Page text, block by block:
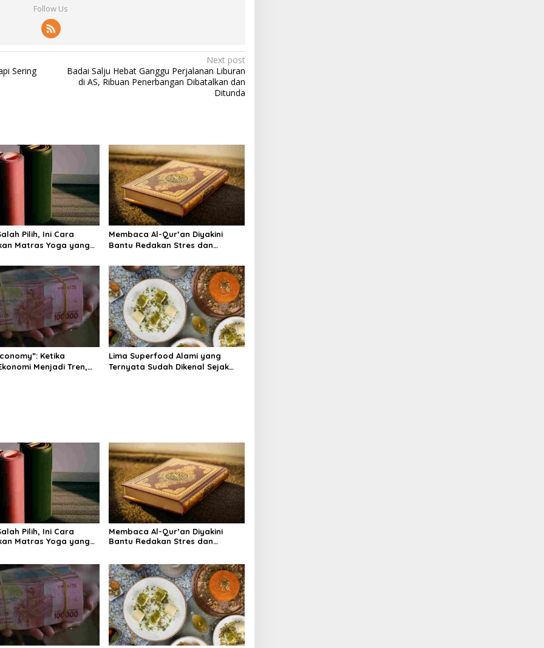
Follow Us
Sering
Next post
Badai Salju Hebat Ganggu Perjalanan Liburan
di AS, Ribuan Penerbangan Dibatalkan dan
Ditunda
Pilih, Ini Cara
Matras Yoga yang
Membaca Al-Qur’an Diyakini
Bantu Redakan Stres dan
Ketika
Menjadi Tren,
Lima Superfood Alami yang
Ternyata Sudah Dikenal Sejak
Pilih, Ini Cara
Matras Yoga yang
Membaca Al-Qur’an Diyakini
Bantu Redakan Stres dan